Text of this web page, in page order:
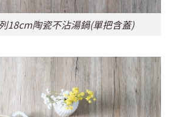
18cm陶瓷不沾湯鍋(單把含蓋)